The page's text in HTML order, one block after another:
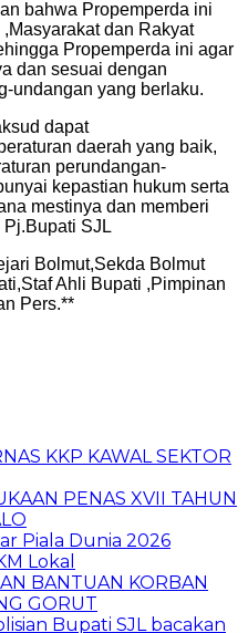
bahwa Propemperda ini
dan Rakyat
Propemperda ini agar
dan sesuai dengan
undangan yang berlaku.
dapat
daerah yang baik,
perundangan-
kepastian hukum serta
mestinya dan memberi
Pj.Bupati SJL
Bolmut,Sekda Bolmut
Ahli Bupati ,Pimpinan
Pers.**
KKP KAWAL SEKTOR
PENAS XVII TAHUN
Piala Dunia 2026
Lokal
BANTUAN KORBAN
GORUT
Bupati SJL bacakan